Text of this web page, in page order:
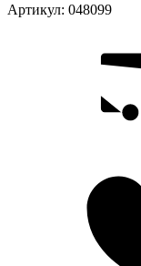
Артикул: 048099